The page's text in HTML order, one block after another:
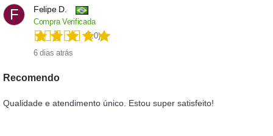
F Felipe D.
Compra Verificada
(5.0)
6 dias atrás
Recomendo
Qualidade e atendimento único. Estou super satisfeito!